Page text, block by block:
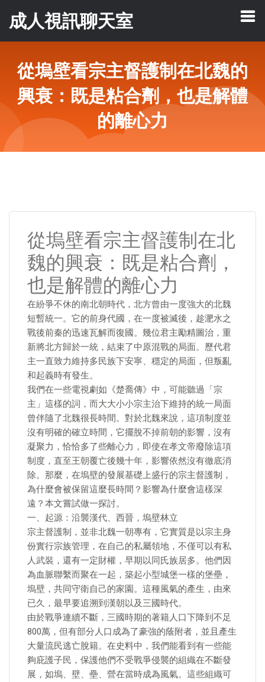
成人視訊聊天室
從塢壁看宗主督護制在北魏的
興衰：既是粘合劑，也是解體
的離心力
從塢壁看宗主督護制在北
魏的興衰：既是粘合劑，
也是解體的離心力
在紛爭不休的南北朝時代，北方曾由一度強大的北魏
短暫統一。它的前身代國，在一度被滅後，趁淝水之
戰後前秦的迅速瓦解而復國。幾位君主勵精圖治，重
新將北方歸於一統，結束了中原混戰的局面。歷代君
主一直致力維持多民族下安寧、穩定的局面，但叛亂
和起義時有發生。
我們在一些電視劇如《楚喬傳》中，可能聽過「宗
主」這樣的詞，而大大小小宗主治下維持的統一局面
曾伴隨了北魏很長時間。對於北魏來說，這項制度並
沒有明確的確立時間，它擺脫不掉前朝的影響，沒有
凝聚力，恰恰多了些離心力，即使在孝文帝廢除這項
制度，直至王朝覆亡後幾十年，影響依然沒有徹底消
除。那麼，在塢壁的發展基礎上盛行的宗主督護制，
為什麼會被保留這麼長時間？影響為什麼會這樣深
遠？本文嘗試做一探討。
一、起源：沿襲漢代、西晉，塢壁林立
宗主督護制，並非北魏一朝專有，它實質是以宗主身
份實行宗族管理，在自己的私屬領地，不僅可以有私
人武裝，還有一定財權，早期以同氏族居多。他們因
為血脈聯繫而聚在一起，築起小型城堡一樣的堡壘，
塢壁，共同守衛自己的家園。這種風氣的產生，由來
已久，最早要追溯到漢朝以及三國時代。
由於戰爭連續不斷，三國時期的著籍人口下降到不足
800萬，但有部分人口成為了豪強的蔭附者，並且產生
大量流民逃亡脫籍。在史料中，我們能看到有一些能
夠庇護子民，保護他們不受戰爭侵襲的組織在不斷發
展，如塢、壁、壘、營在當時成為風氣。這些組織可